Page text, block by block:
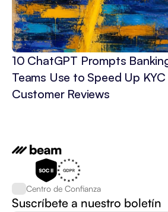
10 ChatGPT Prompts
Teams Use to Speed Up
Customer Reviews
Centro de Confianza
Suscríbete a nuestro boletín